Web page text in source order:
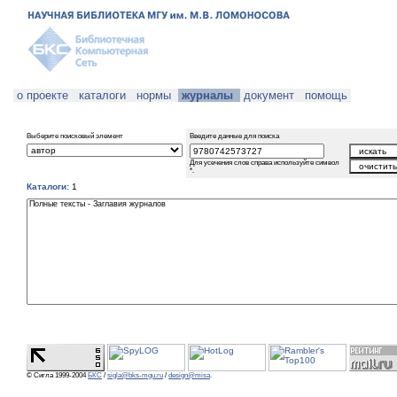
о проекте каталоги нормы журналы документ помощь
Выберите поисковый элемент Введите данные для поиска
Для усечения слов справа используйте символ
*.
Каталоги: 1
© Сигла 1999-2004 БКС / sigla@bks-mgu.ru / design@misa.